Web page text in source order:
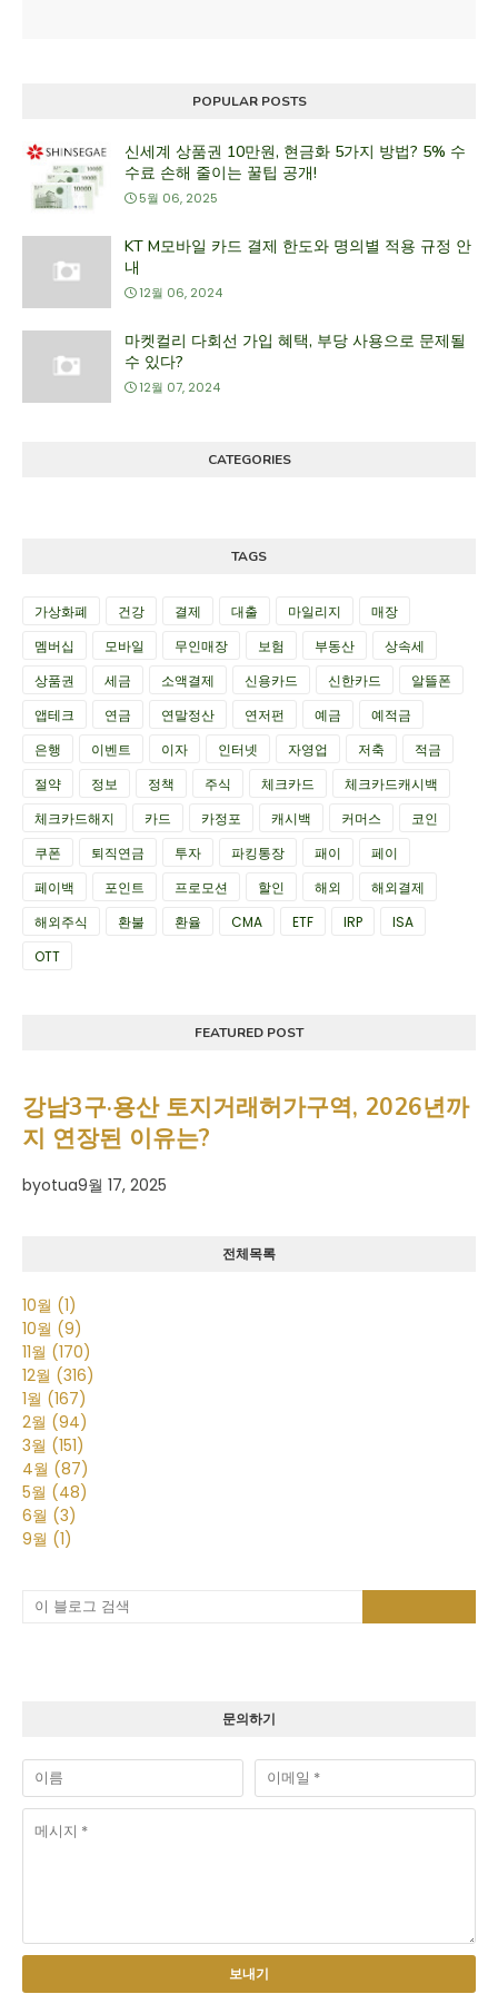
POPULAR POSTS
신세계 상품권 10만원, 현금화 5가지 방법? 5% 수
수료 손해 줄이는 꿀팁 공개!
5월 06, 2025
KT M모바일 카드 결제 한도와 명의별 적용 규정 안
내
12월 06, 2024
마켓컬리 다회선 가입 혜택, 부당 사용으로 문제될
수 있다?
12월 07, 2024
CATEGORIES
TAGS
가상화폐 건강 결제 대출 마일리지
매장
멤버십
모바일 무인매장 보험 부동산
상속세
상품권
세금 소액결제 신용카드 신한카드
알뜰폰
앱테크
연금 연말정산 연저펀 예금
예적금
은행
이벤트 이자 인터넷 자영업 저축
적금
절약
정보 정책 주식 체크카드
체크카드캐시백
체크카드해지
카드 카정포 캐시백 커머스
코인
쿠폰
퇴직연금 투자 파킹통장 패이
페이
페이백
포인트 프로모션 할인 해외
해외결제
해외주식
환불 환율 CMA ETF IRP
ISA
OTT
FEATURED POST
강남3구·용산 토지거래허가구역, 2026년까
지 연장된 이유는?
byotua9월 17, 2025
전체목록
10월 (1)
10월 (9)
11월 (170)
12월 (316)
1월 (167)
2월 (94)
3월 (151)
4월 (87)
5월 (48)
6월 (3)
9월 (1)
문의하기